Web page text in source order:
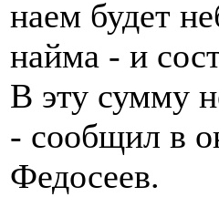
наем будет
найма - и
В эту сумму
- сообщил в
Федосеев.